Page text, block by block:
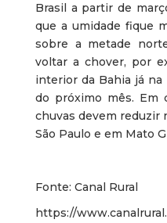
Brasil a partir de
que a umidade fique
sobre a metade
voltar a chover, por
interior da Bahia já na
do próximo mês. Em
chuvas devem reduzir
São Paulo e em Mato
Fonte: Canal Rural
https://